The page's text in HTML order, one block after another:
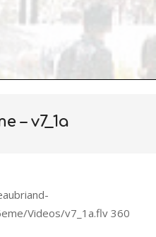
– v7_1a
Videos/v7_1a.flv 360